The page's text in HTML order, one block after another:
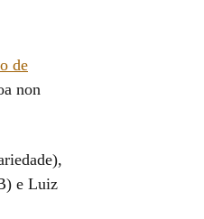
de
non
e Luiz